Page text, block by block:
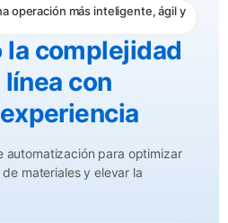
operación más inteligente, ágil y
la complejidad
con
automatización para optimizar
materiales y elevar la